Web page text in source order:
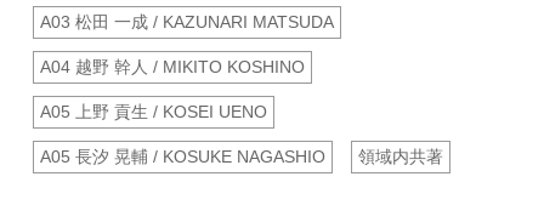
A03 松田 一成 / KAZUNARI MATSUDA
A04 越野 幹人 / MIKITO KOSHINO
A05 上野 貢生 / KOSEI UENO
A05 長汐 晃輔 / KOSUKE NAGASHIO 領域内共著